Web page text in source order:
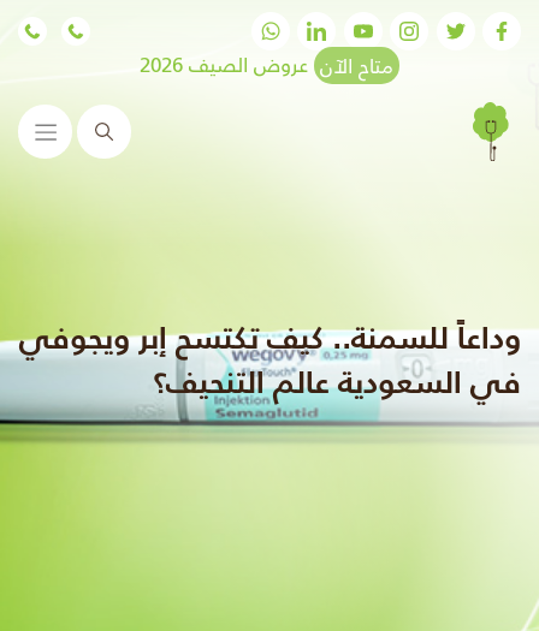
متاح الآن عروض الصيف 2026
البحث
وداعاً للسمنة.. كيف تكتسح إبر ويجوفي
في السعودية عالم التنحيف؟